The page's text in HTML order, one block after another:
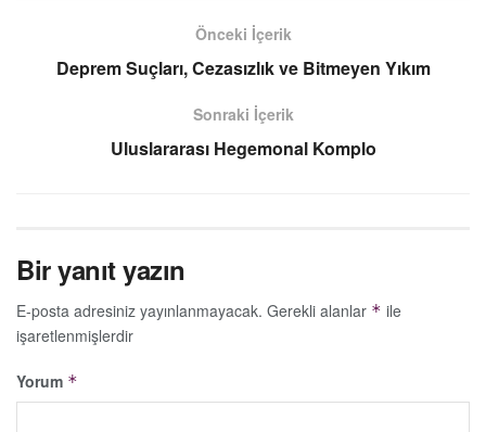
Önceki İçerik
Deprem Suçları, Cezasızlık ve Bitmeyen Yıkım
Sonraki İçerik
Uluslararası Hegemonal Komplo
Bir yanıt yazın
E-posta adresiniz yayınlanmayacak. Gerekli alanlar * ile
işaretlenmişlerdir
Yorum *